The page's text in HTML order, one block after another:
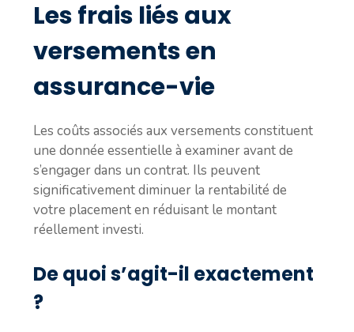
Les frais liés aux
versements en
assurance-vie
Les coûts associés aux versements constituent
une donnée essentielle à examiner avant de
s’engager dans un contrat. Ils peuvent
significativement diminuer la rentabilité de
votre placement en réduisant le montant
réellement investi.
De quoi s’agit-il exactement
?